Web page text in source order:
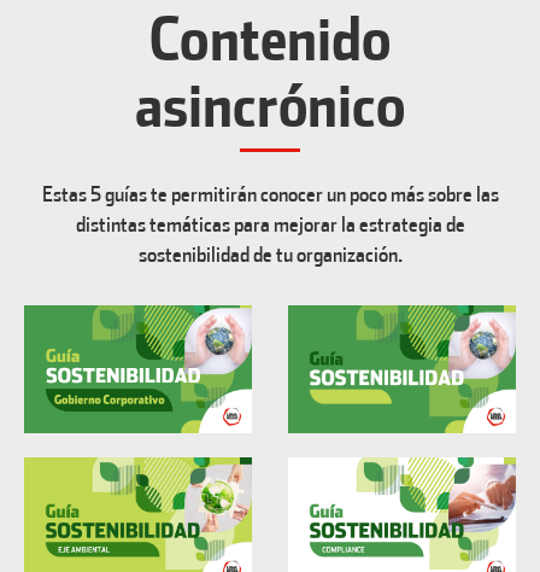
Contenido
asincrónico
Estas 5 guías te permitirán conocer un poco más sobre las
distintas temáticas para mejorar la estrategia de
sostenibilidad de tu organización.